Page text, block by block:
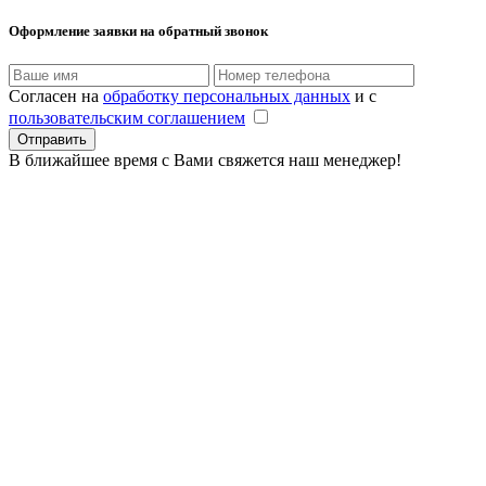
Оформление заявки на обратный звонок
Согласен на обработку персональных данных и с
пользовательским соглашением
В ближайшее время с Вами свяжется наш менеджер!